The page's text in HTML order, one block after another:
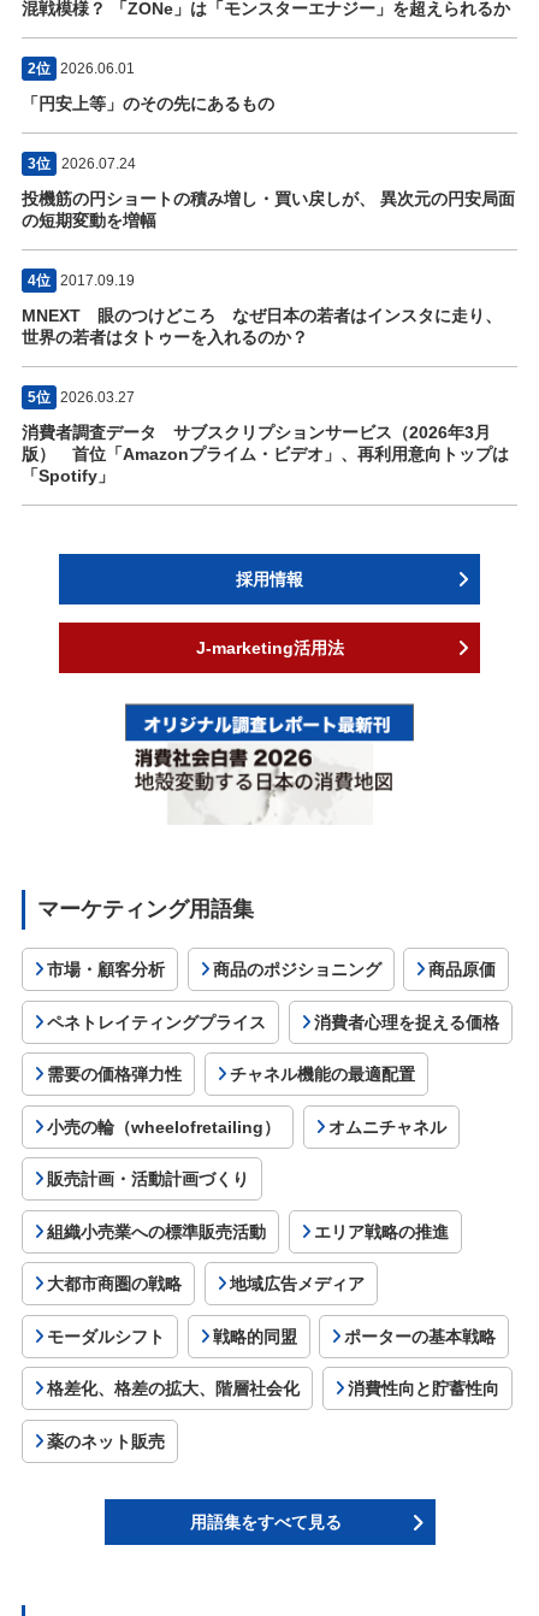
混戦模様？ 「ZONe」は「モンスターエナジー」を超えられるか
2位 2026.06.01
「円安上等」のその先にあるもの
3位 2026.07.24
投機筋の円ショートの積み増し・買い戻しが、 異次元の円安局面
の短期変動を増幅
4位 2017.09.19
MNEXT 眼のつけどころ なぜ日本の若者はインスタに走り、
世界の若者はタトゥーを入れるのか？
5位 2026.03.27
消費者調査データ サブスクリプションサービス（2026年3月
版） 首位「Amazonプライム・ビデオ」、再利用意向トップは
「Spotify」
採用情報
J-marketing活用法
マーケティング用語集
市場・顧客分析 商品のポジショニング 商品原価
ペネトレイティングプライス 消費者心理を捉える価格
需要の価格弾力性 チャネル機能の最適配置
小売の輪（wheelofretailing） オムニチャネル
販売計画・活動計画づくり
組織小売業への標準販売活動 エリア戦略の推進
大都市商圏の戦略 地域広告メディア
モーダルシフト 戦略的同盟 ポーターの基本戦略
格差化、格差の拡大、階層社会化 消費性向と貯蓄性向
薬のネット販売
用語集をすべて見る